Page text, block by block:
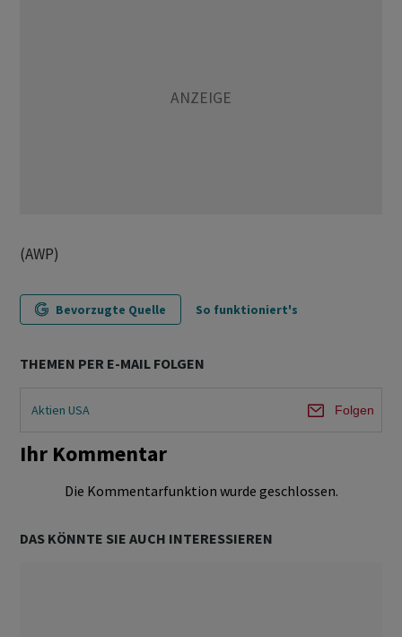
(AWP)
Bevorzugte Quelle So funktioniert's
THEMEN PER E-MAIL FOLGEN
Aktien USA Folgen
Ihr Kommentar
Die Kommentarfunktion wurde geschlossen.
DAS KÖNNTE SIE AUCH INTERESSIEREN